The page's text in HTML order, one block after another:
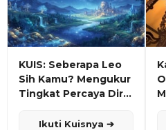
KUIS: Seberapa Leo
Sih Kamu? Mengukur
Tingkat Percaya Diri
Ikuti Kuisnya ➔